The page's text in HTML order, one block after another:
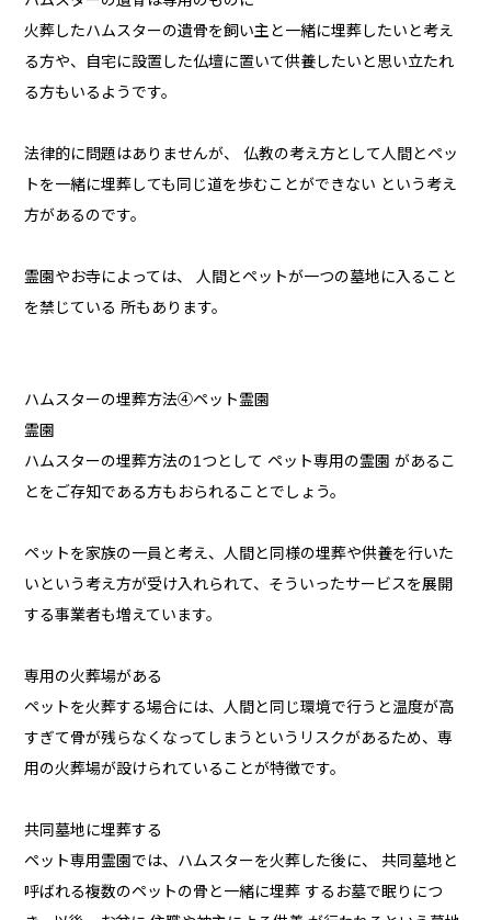
火葬したハムスターの遺骨を飼い主と一緒に埋葬したいと考え
る方や、自宅に設置した仏壇に置いて供養したいと思い立たれ
る方もいるようです。
法律的に問題はありませんが、 仏教の考え方として人間とペッ
トを一緒に埋葬しても同じ道を歩むことができない という考え
方があるのです。
霊園やお寺によっては、 人間とペットが一つの墓地に入ること
を禁じている 所もあります。
ハムスターの埋葬方法④ペット霊園
霊園
ハムスターの埋葬方法の1つとして ペット専用の霊園 があるこ
とをご存知である方もおられることでしょう。
ペットを家族の一員と考え、人間と同様の埋葬や供養を行いた
いという考え方が受け入れられて、そういったサービスを展開
する事業者も増えています。
専用の火葬場がある
ペットを火葬する場合には、人間と同じ環境で行うと温度が高
すぎて骨が残らなくなってしまうというリスクがあるため、専
用の火葬場が設けられていることが特徴です。
共同墓地に埋葬する
ペット専用霊園では、ハムスターを火葬した後に、 共同墓地と
呼ばれる複数のペットの骨と一緒に埋葬 するお墓で眠りにつ